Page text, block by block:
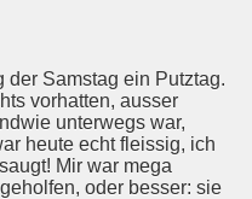
der Samstag ein Putztag.
vorhatten, ausser
unterwegs war,
heute echt fleissig, ich
Mir war mega
oder besser: sie